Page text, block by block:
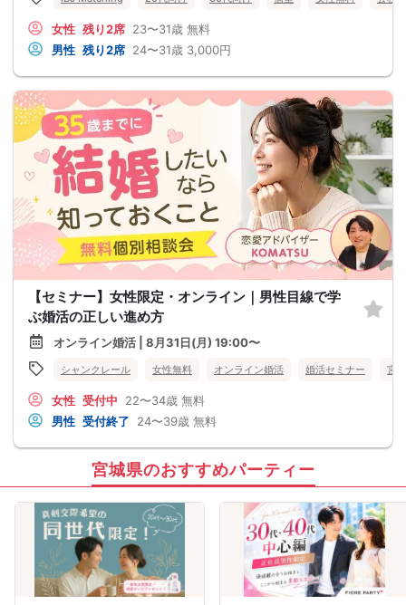
女性 残り2席 23〜31歳 無料
男性 残り2席 24〜31歳 3,000円
【セミナー】女性限定・オンライン｜男性目線で学
ぶ婚活の正しい進め方
オンライン婚活 | 8月31日(月) 19:00〜
シャンクレール 女性無料 オンライン婚活 婚活セミナー 宮
女性 受付中 22〜34歳 無料
男性 受付終了 24〜39歳 無料
宮城県のおすすめパーティー